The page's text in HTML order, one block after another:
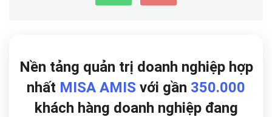
Nền tảng quản trị doanh nghiệp hợp
nhất MISA AMIS với gần 350.000
khách hàng doanh nghiệp đang